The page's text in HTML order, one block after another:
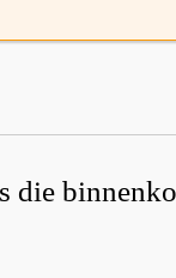
die